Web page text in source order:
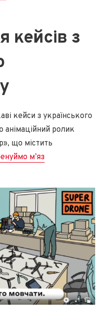
кейсів з
кейси з українського
анімаційний ролик
що містить
м’яз